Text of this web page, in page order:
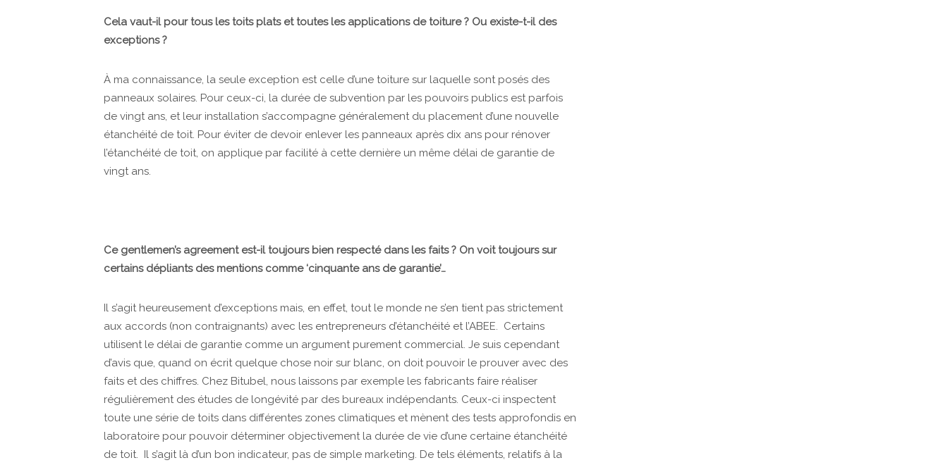
Cela vaut-il pour tous les toits plats et toutes les applications de toiture ? Ou existe-t-il des
exceptions ?
À ma connaissance, la seule exception est celle d’une toiture sur laquelle sont posés des
panneaux solaires. Pour ceux-ci, la durée de subvention par les pouvoirs publics est parfois
de vingt ans, et leur installation s’accompagne généralement du placement d’une nouvelle
étanchéité de toit. Pour éviter de devoir enlever les panneaux après dix ans pour rénover
l’étanchéité de toit, on applique par facilité à cette dernière un même délai de garantie de
vingt ans.
Ce gentlemen’s agreement est-il toujours bien respecté dans les faits ? On voit toujours sur
certains dépliants des mentions comme ‘cinquante ans de garantie’…
Il s’agit heureusement d’exceptions mais, en effet, tout le monde ne s’en tient pas strictement
aux accords (non contraignants) avec les entrepreneurs d’étanchéité et l’ABEE. Certains
utilisent le délai de garantie comme un argument purement commercial. Je suis cependant
d’avis que, quand on écrit quelque chose noir sur blanc, on doit pouvoir le prouver avec des
faits et des chiffres. Chez Bitubel, nous laissons par exemple les fabricants faire réaliser
régulièrement des études de longévité par des bureaux indépendants. Ceux-ci inspectent
toute une série de toits dans différentes zones climatiques et mènent des tests approfondis en
laboratoire pour pouvoir déterminer objectivement la durée de vie d’une certaine étanchéité
de toit. Il s’agit là d’un bon indicateur, pas de simple marketing. De tels éléments, relatifs à la